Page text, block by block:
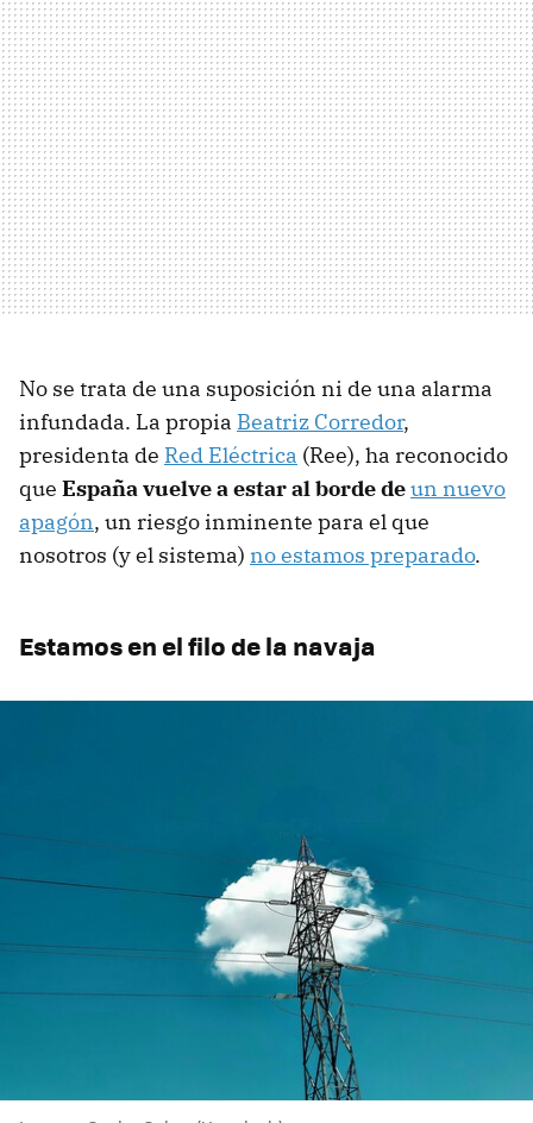
No se trata de una suposición ni de una alarma
infundada. La propia Beatriz Corredor,
presidenta de Red Eléctrica (Ree), ha reconocido
que España vuelve a estar al borde deun nuevo
apagón, un riesgo inminente para el que
nosotros (y el sistema) no estamos preparado.
Estamos en el filo de la navaja